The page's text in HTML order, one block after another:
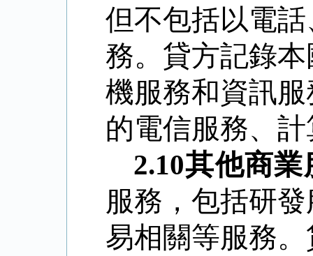
但不包括以電
務。貸方記錄
機服務和資訊
的電信服務、
2.10其他商業
服務，包括研
易相關等服務